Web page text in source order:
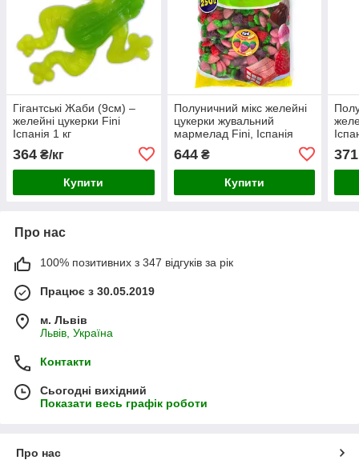
Гігантські Жаби (9см) –
желейні цукерки Fini
Іспанія 1 кг
364 ₴/кг
Купити
Полуничний мікс желейні
цукерки жувальний
мармелад Fini, Іспанія
644₴
Купити
371
Про нас
100% позитивних з 347 відгуків за рік
Працює з 30.05.2019
м. Львів
Львів, Україна
Контакти
Сьогодні вихідний
Показати весь графік роботи
Про нас